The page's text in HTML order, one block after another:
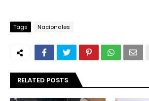
Tags Nacionales
RELATED POSTS